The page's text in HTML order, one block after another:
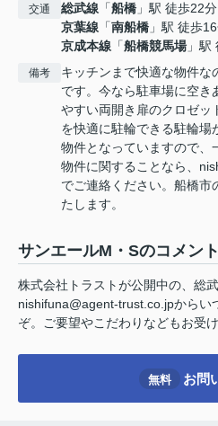
交通 総武線 「船橋 」駅 徒歩22分
京葉線 「南船橋 」駅 徒歩
京成本線 「船橋競馬場」駅
備考
キッチンまで快適な物件な
です。今なら駐車場に空き
やすい両開き扉のクロゼッ
を快適に駐輪できる駐輪場
物件となっていますので、
物件に関することなら、
でご連絡ください。船橋市
たします。
サンエールM・Sのコメン
株式会社トラストが公開中の、総
nishifuna@agent-trust.co.jpからい
ぞ。ご要望やこだわりなどもお受け
無料 お問